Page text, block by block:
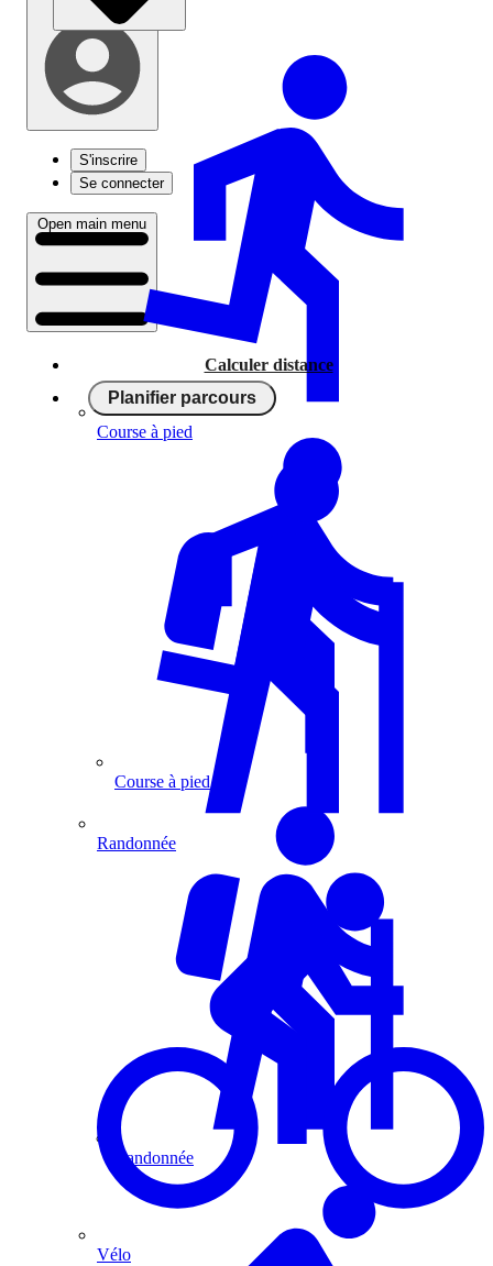
S'inscrire
Se connecter
Open main menu
Calculer distance
Planifier parcours
Course à pied
Randonnée
Course à pied
Randonnée
Vélo